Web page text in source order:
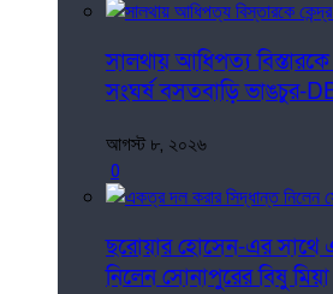
সালথায় আধিপত্য বিস্তারকে
সংঘর্ষ বসতবাড়ি ভাঙচুর-
আগস্ট ৮, ২০২৬
0
ছরোয়ার হোসেন-এর সাথে
নিলেন সোনাপুরের বিষু মিয়া